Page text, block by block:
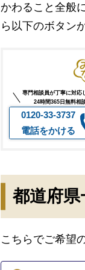
かわること全般
ら以下のボタン
専門相談員が丁寧に対応
24時間365日無料相
0120-33-3737
電話をかける
都道府
こちらでご希望